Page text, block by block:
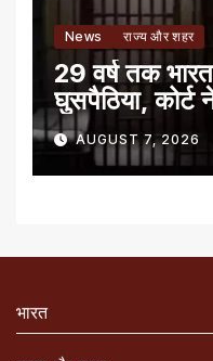
News राज्य और शहर
29 वर्ष तक भारत
घुसपैठिया,
AUGUST 7, 2026
भारत